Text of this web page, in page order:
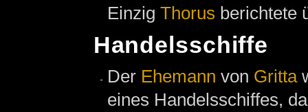
Einzig Thorus berichtete
Handelsschiffe
Der Ehemann von Gritta
eines Handelsschiffes,